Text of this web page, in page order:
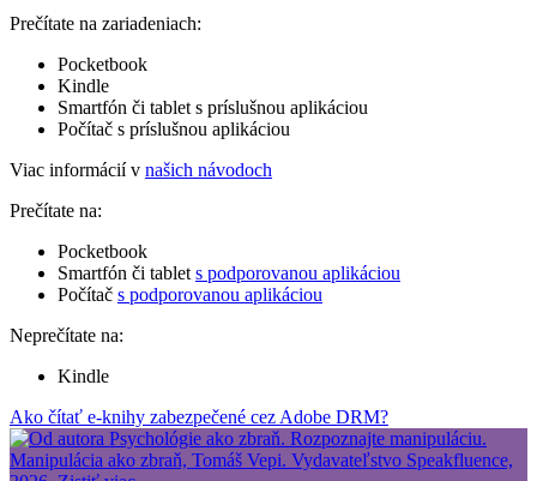
Prečítate na zariadeniach:
Pocketbook
Kindle
Smartfón či tablet s príslušnou aplikáciou
Počítač s príslušnou aplikáciou
Viac informácií v našich návodoch
Prečítate na:
Pocketbook
Smartfón či tablet s podporovanou aplikáciou
Počítač s podporovanou aplikáciou
Neprečítate na:
Kindle
Ako čítať e-knihy zabezpečené cez Adobe DRM?